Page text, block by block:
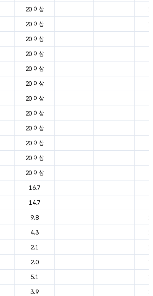
20 이상
20 이상
20 이상
20 이상
20 이상
20 이상
20 이상
20 이상
20 이상
20 이상
20 이상
20 이상
16.7
14.7
9.8
4.3
2.1
2.0
5.1
3.9